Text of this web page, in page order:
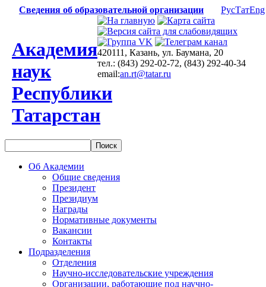
Сведения об образовательной организации РусТатEng
Академия
наук
Республики
Татарстан
420111, Казань, ул. Баумана, 20
тел.: (843) 292-02-72, (843) 292-40-34
email:an.rt@tatar.ru
Об Академии
Общие сведения
Президент
Президиум
Награды
Нормативные документы
Вакансии
Контакты
Подразделения
Отделения
Научно-исследовательские учреждения
Организации, работающие под научно-